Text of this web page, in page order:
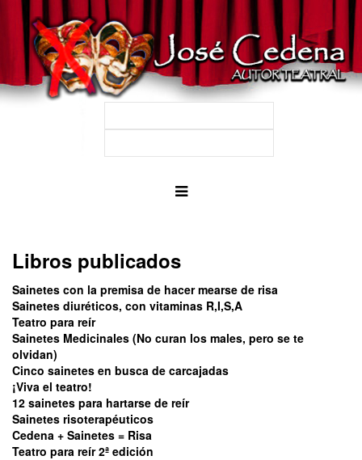
Libros publicados
Sainetes con la premisa de hacer mearse de risa
Sainetes diuréticos, con vitaminas R,I,S,A
Teatro para reír
Sainetes Medicinales (No curan los males, pero se te
olvidan)
Cinco sainetes en busca de carcajadas
¡Viva el teatro!
12 sainetes para hartarse de reír
Sainetes risoterapéuticos
Cedena + Sainetes = Risa
Teatro para reír 2ª edición